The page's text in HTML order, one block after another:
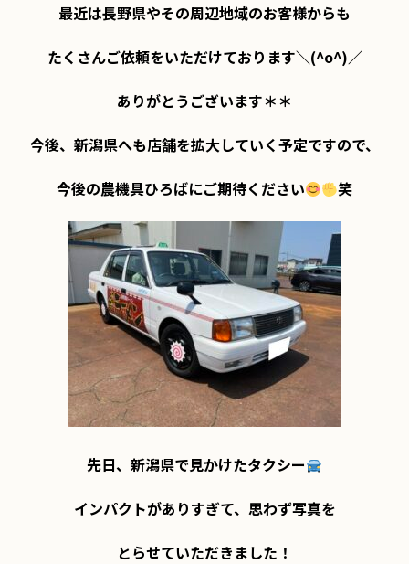
最近は長野県やその周辺地域のお客様からも
たくさんご依頼をいただけております＼(^o^)／
ありがとうございます＊＊
今後、新潟県へも店舗を拡大していく予定ですので、
今後の農機具ひろばにご期待ください
笑
先日、新潟県で見かけたタクシー
インパクトがありすぎて、思わず写真を
とらせていただきました！